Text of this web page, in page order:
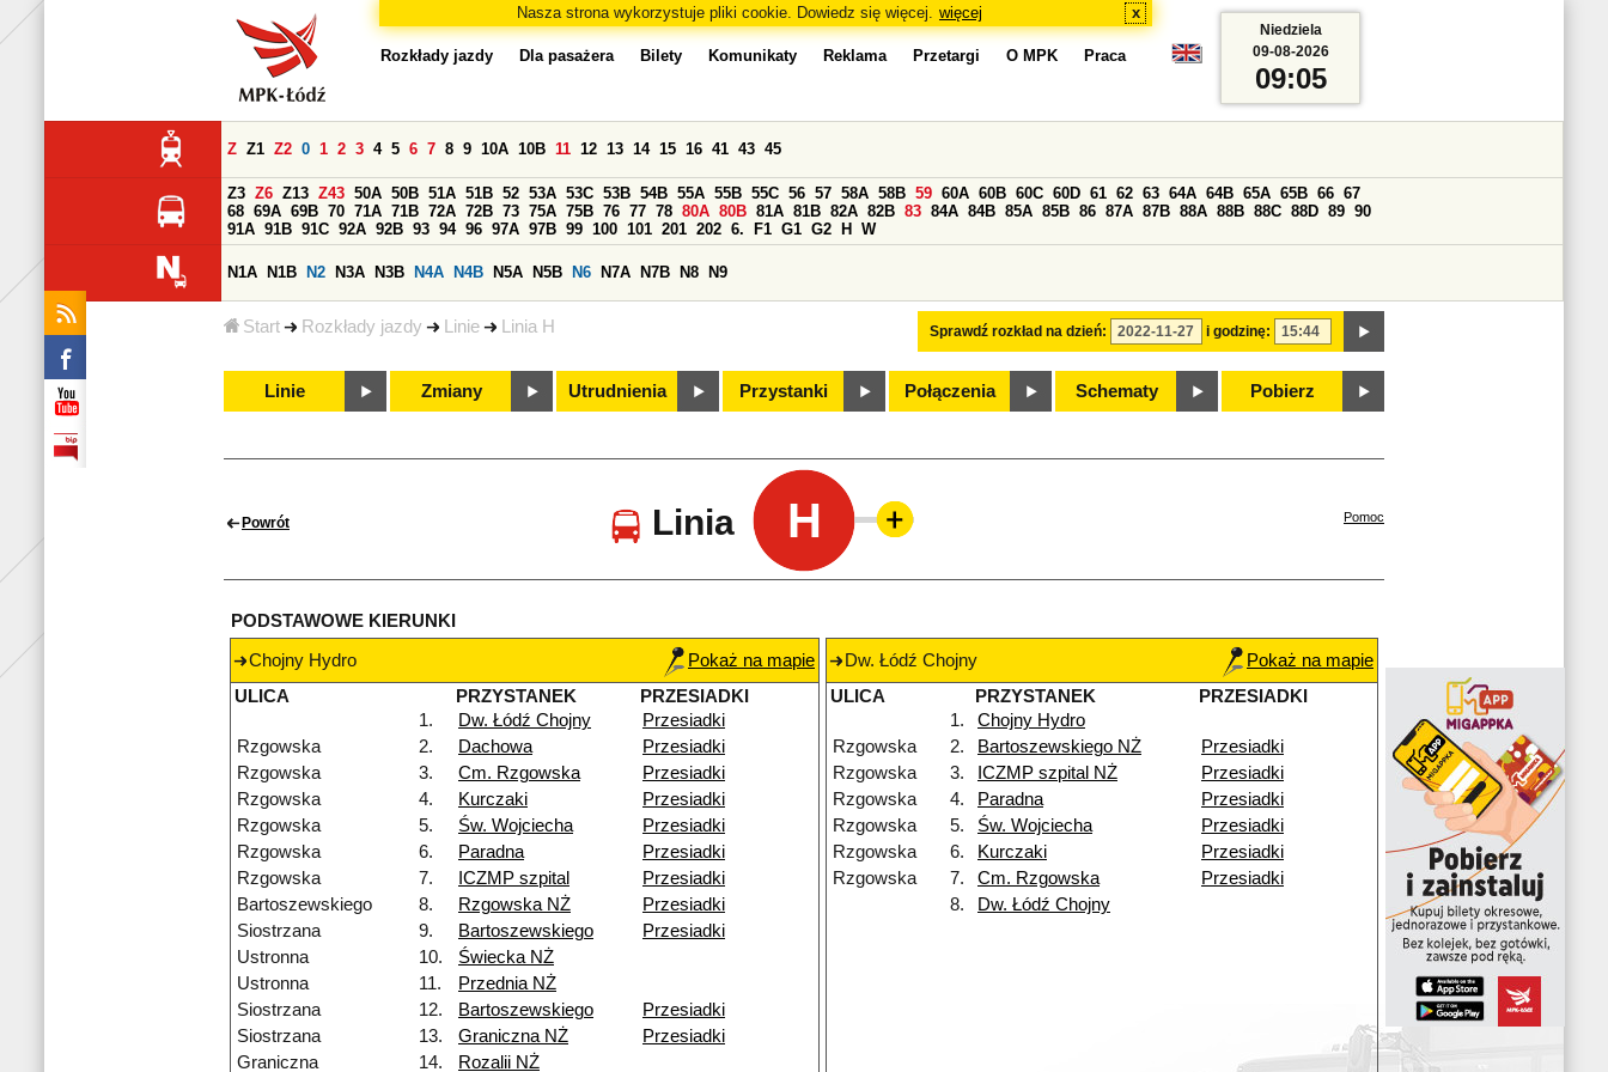
Nasza strona wykorzystuje pliki cookie. Dowiedz się więcej. więcej x
Start Rozkłady jazdy Linie Linia H
Rozkłady jazdy Dla pasażera Bilety Komunikaty Reklama Przetargi O MPK Praca
Sprawdź rozkład na dzień: i godzinę:
Z Z1 Z2 0 1 2 3 4 5 6 7 8 9 10A 10B 11 12 13 14 15 16 41 43 45
Z3 Z6 Z13 Z43 50A 50B 51A 51B 52 53A 53C 53B 54B 55A 55B 55C 56 57 58A 58B 59 60A 60B 60C 60D 61 62 63 64A 64B 65A 65B 66 67
68 69A 69B 70 71A 71B 72A 72B 73 75A 75B 76 77 78 80A 80B 81A 81B 82A 82B 83 84A 84B 85A 85B 86 87A 87B 88A 88B 88C 88D 89 90
91A 91B 91C 92A 92B 93 94 96 97A 97B 99 100 101 201 202 6. F1 G1 G2 H W
N1A N1B N2 N3A N3B N4A N4B N5A N5B N6 N7A N7B N8 N9
Linie Zmiany Utrudnienia Przystanki Połączenia Schematy Pobierz
Niedziela
09-08-2026
09:05
Powrót Linia H Pomoc
PODSTAWOWE KIERUNKI
Chojny Hydro
Pokaż na mapie
ULICA
PRZYSTANEK
PRZESIADKI
1.
Dw. Łódź Chojny
Przesiadki
Rzgowska
2. Dachowa
Przesiadki
Rzgowska
3. Cm. Rzgowska
Przesiadki
Rzgowska
4. Kurczaki
Przesiadki
Rzgowska
5. Św. Wojciecha
Przesiadki
Rzgowska
6. Paradna
Przesiadki
Rzgowska
7. ICZMP szpital
Przesiadki
Bartoszewskiego
8. Rzgowska NŻ
Przesiadki
Siostrzana
9. Bartoszewskiego
Przesiadki
Ustronna
10.
Świecka NŻ
Ustronna
11.
Przednia NŻ
Siostrzana
12. Bartoszewskiego
Przesiadki
Siostrzana
13. Graniczna NŻ
Przesiadki
Graniczna
14. Rozalii NŻ
Dw. Łódź Chojny
Pokaż na mapie
ULICA
PRZYSTANEK
PRZESIADKI
1.
Chojny Hydro
Rzgowska
2. Bartoszewskiego NŻ
Przesiadki
Rzgowska
3. ICZMP szpital NŻ
Przesiadki
Rzgowska
4. Paradna
Przesiadki
Rzgowska
5. Św. Wojciecha
Przesiadki
Rzgowska
6. Kurczaki
Przesiadki
Rzgowska
7. Cm. Rzgowska
Przesiadki
8.
Dw. Łódź Chojny